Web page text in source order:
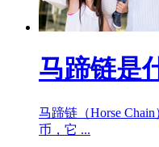
马蹄链是
马蹄链（Horse
币，它 ...